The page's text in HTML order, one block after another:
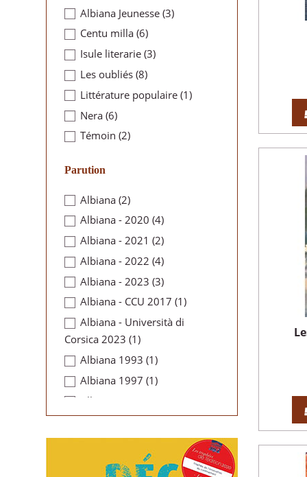
Albiana Jeunesse (3)
Centu milla (6)
Isule literarie (3)
Les oubliés (8)
Littérature populaire (1)
Nera (6)
Témoin (2)
Parution
Albiana (2)
Albiana - 2020 (4)
Albiana - 2021 (2)
Albiana - 2022 (4)
Albiana - 2023 (3)
Albiana - CCU 2017 (1)
Albiana - Università di
Corsica 2023 (1)
Albiana 1993 (1)
Albiana 1997 (1)
Albiana 1998
Albiana 2001(4)
Albiana 2002(3)